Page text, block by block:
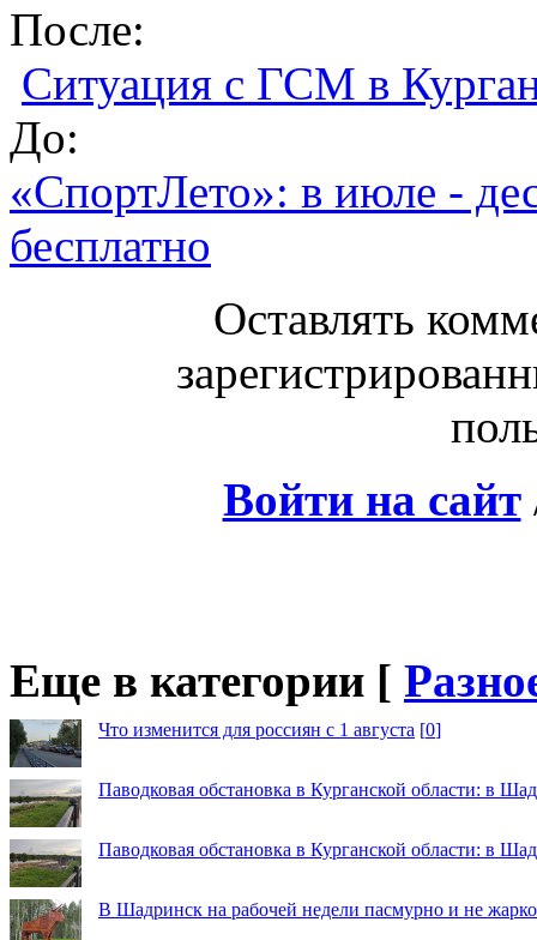
После:
Ситуация с ГСМ в
До:
«СпортЛето»: в июле -
бесплатно
Оставлять
Войти на сайт
Еще в категории [
Что изменится для россиян с 1 августа [0]
Паводковая обстановка в Курганской области: в
Паводковая обстановка в Курганской области: в
В Шадринск на рабочей недели пасмурно и не жарко